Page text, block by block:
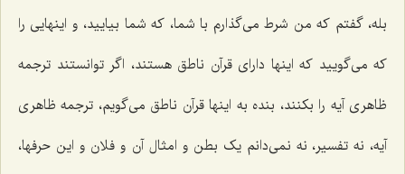
بله، گفتم که من شرط می‌گذارم با شما، که شما بیایید، و اینهایی را
که می‌گویید که اینها دارای قرآن ناطق هستند، اگر توانستند ترجمه
ظاهری آیه را بکنند، بنده به اینها قرآن ناطق می‌گویم، ترجمه ظاهری
آیه، نه تفسیر، نه نمی‌دانم یک بطن و امثال آن و فلان و این حرفها،